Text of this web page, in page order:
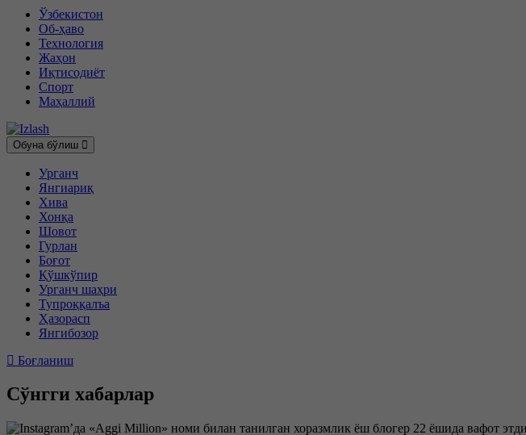
Ўзбекистон
Об-ҳаво
Технология
Жаҳон
Иқтисодиёт
Спорт
Маҳаллий
Обуна бўлиш
Урганч
Янгиариқ
Хива
Хонқа
Шовот
Гурлан
Боғот
Қўшкўпир
Урганч шаҳри
Тупроққалъа
Ҳазорасп
Янгибозор
Боғланиш
Сўнгги хабарлар